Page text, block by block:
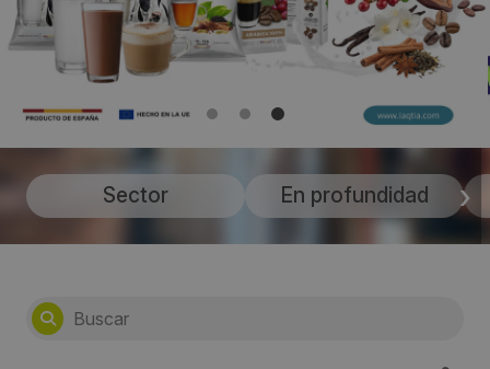
Sector En profundidad